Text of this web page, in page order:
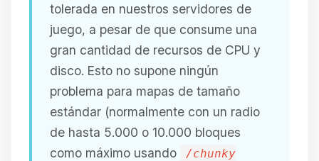
tolerada en nuestros servidores de
juego, a pesar de que consume una
gran cantidad de recursos de CPU y
disco. Esto no supone ningún
problema para mapas de tamaño
estándar (normalmente con un radio
de hasta 5.000 o 10.000 bloques
como máximo usando
/chunky